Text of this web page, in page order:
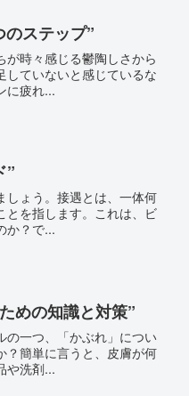
ステップ”
時々感じる鬱陶しさから
していないと感じているな
に疲れ...
”
しょう。接遇とは、一体何
とを指します。これは、ビ
か？で...
めの知識と対策”
の一つ、「かぶれ」につい
？簡単に言うと、皮膚が何
や洗剤...